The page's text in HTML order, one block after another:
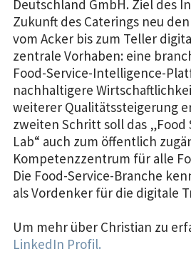
Deutschland GmbH. Ziel des
Zukunft des Caterings neu
vom Acker bis zum Teller
zentrale Vorhaben: eine
Food-Service-Intelligence-
nachhaltigere
weiterer Qualitätssteigerung
zweiten Schritt soll das „Food
Lab“ auch zum öffentlich
Kompetenzzentrum für alle
Die Food-Service-Branche
als Vordenker für die digitale
Um mehr über Christian zu
LinkedIn Profil.